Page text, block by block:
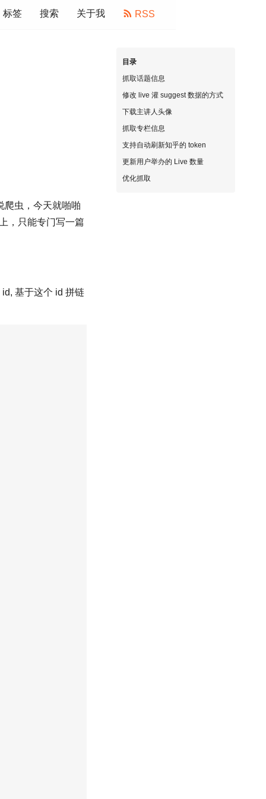
标签 搜索 关于我 RSS
爬虫，今天就啪啪
，只能专门写一篇
基于这个 id 拼链
目录
抓取话题信息
修改 live 灌 suggest 数据的方式
下载主讲人头像
抓取专栏信息
支持自动刷新知乎的 token
更新用户举办的 Live 数量
优化抓取